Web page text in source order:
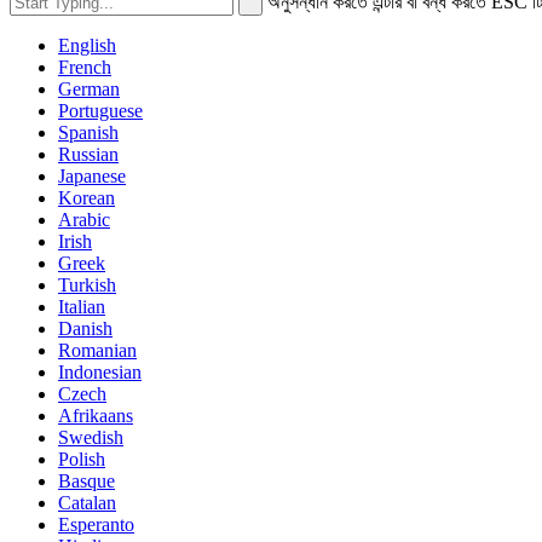
English
French
German
Portuguese
Spanish
Russian
Japanese
Korean
Arabic
Irish
Greek
Turkish
Italian
Danish
Romanian
Indonesian
Czech
Afrikaans
Swedish
Polish
Basque
Catalan
Esperanto